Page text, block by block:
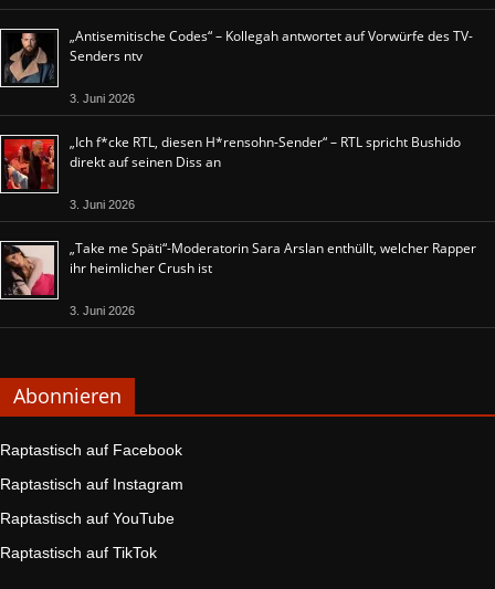
„Antisemitische Codes“ – Kollegah antwortet auf Vorwürfe des TV-
Senders ntv
3. Juni 2026
„Ich f*cke RTL, diesen H*rensohn-Sender“ – RTL spricht Bushido
direkt auf seinen Diss an
3. Juni 2026
„Take me Späti“-Moderatorin Sara Arslan enthüllt, welcher Rapper
ihr heimlicher Crush ist
3. Juni 2026
Abonnieren
Raptastisch auf Facebook
Raptastisch auf Instagram
Raptastisch auf YouTube
Raptastisch auf TikTok